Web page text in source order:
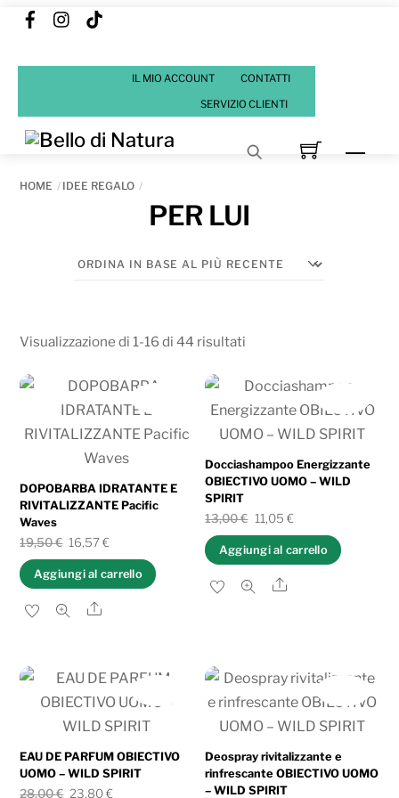
Skip
content
FacebookInstagram
IL MIO ACCOUNT CONTATTI
SERVIZIO CLIENTI
HOME IDEE REGALO
PER LUI
Visualizzazione di 1-16 di 44 risultati
base
al
più
recente
DOPOBARBA IDRATANTE E
RIVITALIZZANTE ​Pacific
Waves
19,50€ Il
originale
era:
16,57€
prezzo
attuale
Aggiungi al carrello
Share
Docciashampoo Energizzante
OBIECTIVO UOMO – WILD
SPIRIT
13,00€ Il
originale
era:
11,05 €Il
prezzo
attuale
Aggiungi al carrello
Share
EAU DE PARFUM OBIECTIVO
UOMO – WILD SPIRIT
28,00€ Il
23,80€
Deospray rivitalizzante e
rinfrescante OBIECTIVO UOMO
– WILD SPIRIT